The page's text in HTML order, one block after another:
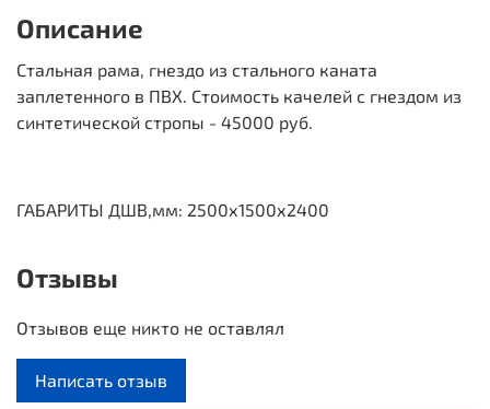
Описание
Стальная рама, гнездо из стального каната
заплетенного в ПВХ. Стоимость качелей с гнездом из
синтетической стропы - 45000 руб.
ГАБАРИТЫ ДШВ,мм: 2500х1500х2400
Отзывы
Отзывов еще никто не оставлял
Написать отзыв